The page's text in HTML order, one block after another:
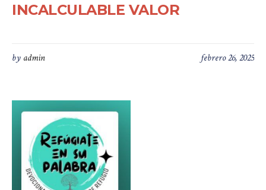
INCALCULABLE VALOR
febrero 26, 2025
by admin